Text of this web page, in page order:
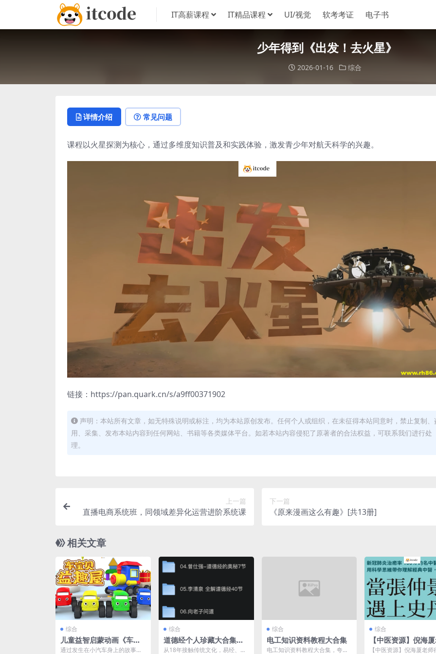
IT高薪课程 IT精品课程 UI/视觉 软考考证 电子书
少年得到《出发！去火星》
2026-01-16 综合
详情介绍 常见问题
课程以火星探测为核心，通过多维度知识普及和实践体验，激发青少年对航天科学的兴趣。
链接：https://pan.quark.cn/s/a9ff00371902
声明：本站所有文章，如无特殊说明或标注，均为本站原创发布。任何个人或组织，在未征得本站同意时，禁止复制、
用、采集、发布本站内容到任何网站、书籍等各类媒体平台。如若本站内容侵犯了原著者的合法权益，可联系我们进行处
理。
上一篇
直播电商系统班，同领域差异化运营进阶系统课
下一篇
《原来漫画这么有趣》[共13册]
相关文章
综合
儿童益智启蒙动画《车宝
贝益趣屋 (1-10季) 》
通过发生在小汽车身上的故事，
综合
道德经个人珍藏大合集
《电子书+收费视频》遇到
从18年接触传统文化，易经、道
综合
电工知识资料教程大合集
电工知识资料教程大合集，夸克
综合
【中医资源】倪海
得意门生李宗恩博
【中医资源】倪海厦老